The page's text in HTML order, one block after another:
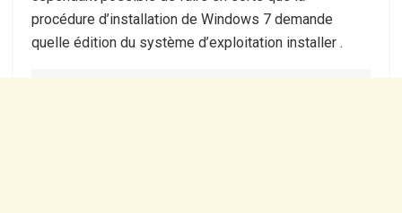
procédure d’installation de Windows 7 demande
quelle édition du système d’exploitation installer .